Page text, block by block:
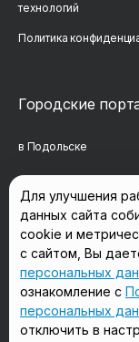
технологий
Политика
Городские
в Подольске
в Реутове
в Сергиевом Посаде
в Красногорске
в Домодедово
Мы в соцсетях
Для улучшения
данных сайта
cookie и
с сайтом, Вы
персональных
ознакомление с
персональных
отключить в